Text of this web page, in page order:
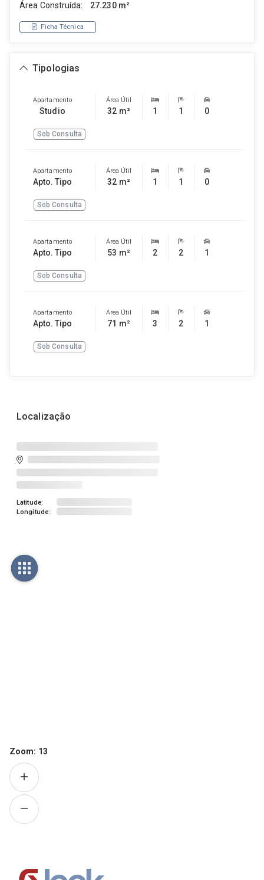
Área Construída:
27.230 m²
Ficha Técnica
Tipologias
Apartamento
Studio
Área Útil
32 m² 1 1 0
Sob Consulta
Apartamento
Apto. Tipo
Área Útil
32 m² 1 1 0
Sob Consulta
Apartamento
Apto. Tipo
Área Útil
53 m² 2 2 1
Sob Consulta
Apartamento
Apto. Tipo
Área Útil
71 m² 3 2 1
Sob Consulta
Localização
Latitude:
Longitude:
Zoom: 13